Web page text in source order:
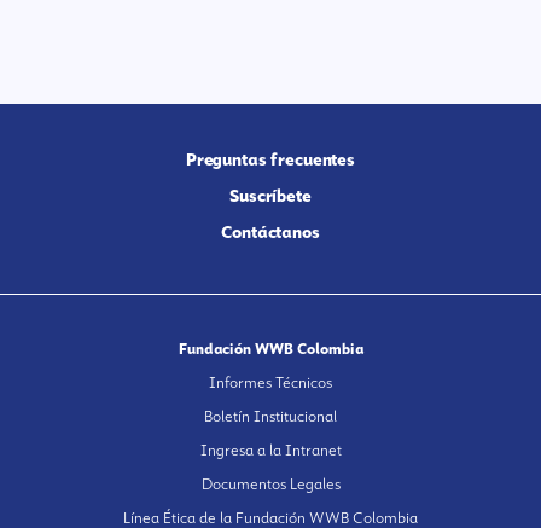
Preguntas frecuentes
Suscríbete
Contáctanos
Fundación WWB Colombia
Informes Técnicos
Boletín Institucional
Ingresa a la Intranet
Documentos Legales
Línea Ética de la Fundación WWB Colombia